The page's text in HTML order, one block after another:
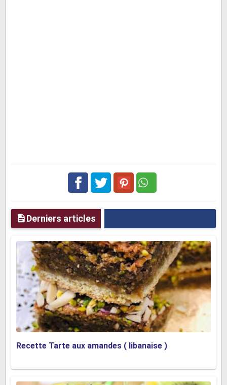
Derniers articles
Recette Tarte aux amandes ( libanaise )